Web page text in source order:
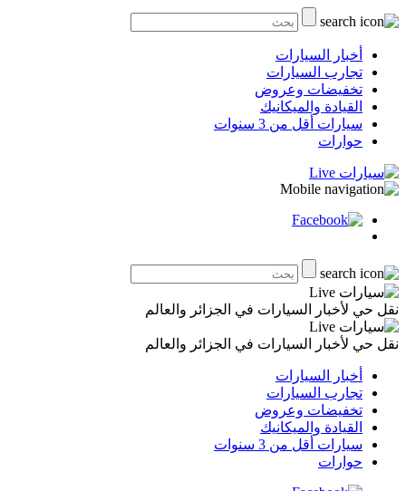
أخبار السيارات
تجارب السيارات
تخفيضات وعروض
القيادة والميكانيك
سيارات أقل من 3 سنوات
حوارات
نقل حي لأخبار السيارات في الجزائر والعالم
نقل حي لأخبار السيارات في الجزائر والعالم
أخبار السيارات
تجارب السيارات
تخفيضات وعروض
القيادة والميكانيك
سيارات أقل من 3 سنوات
حوارات